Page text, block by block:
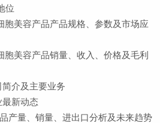
位
美容产品产品规格、参数及市场应
美容产品销量、收入、价格及毛利
介及主要业务
新动态
产量、销量、进出口分析及未来趋势